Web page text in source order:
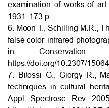
examination of works of
1931. 173 p.
6. Moon T., Schilling M.R.,
false-color infrared
in
https://doi.org/10.2307/
7. Bitossi G., Giorgy R.,
techniques in cultural
Appl. Spectrosc. Rev.